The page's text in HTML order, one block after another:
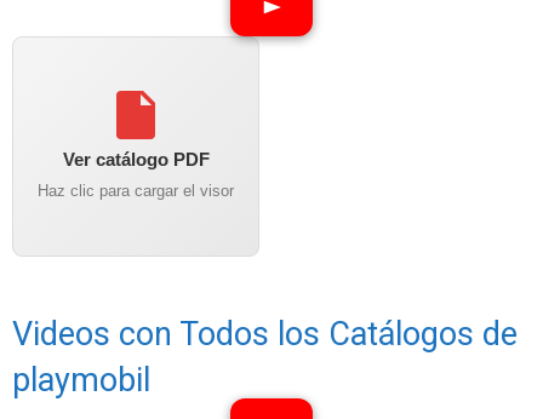
Ver catálogo PDF
Haz clic para cargar el visor
Videos con Todos los Catálogos de
playmobil